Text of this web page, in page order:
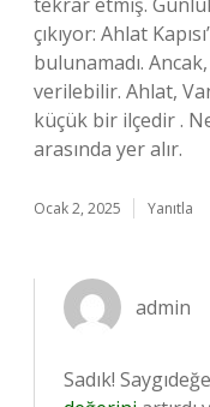
çıkıyor: Ahlat
bulunamadı.
verilebilir. Ahlat,
küçük bir ilçedir .
arasında yer alır.
Ocak 2, 2025 Yanıtla
admin
Sadık!